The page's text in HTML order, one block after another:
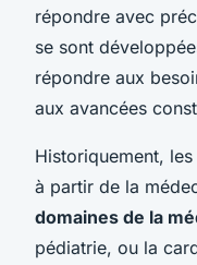
répondre avec
se sont
répondre aux
aux avancées
Historiquement,
à partir de la
domaines de la
pédiatrie, ou la